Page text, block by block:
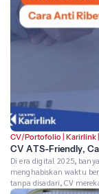
CV/Portofolio | Karirlink |
CV ATS-Friendly,
Di era digital 2025,
menghabiskan waktu
tanpa disadari, CV